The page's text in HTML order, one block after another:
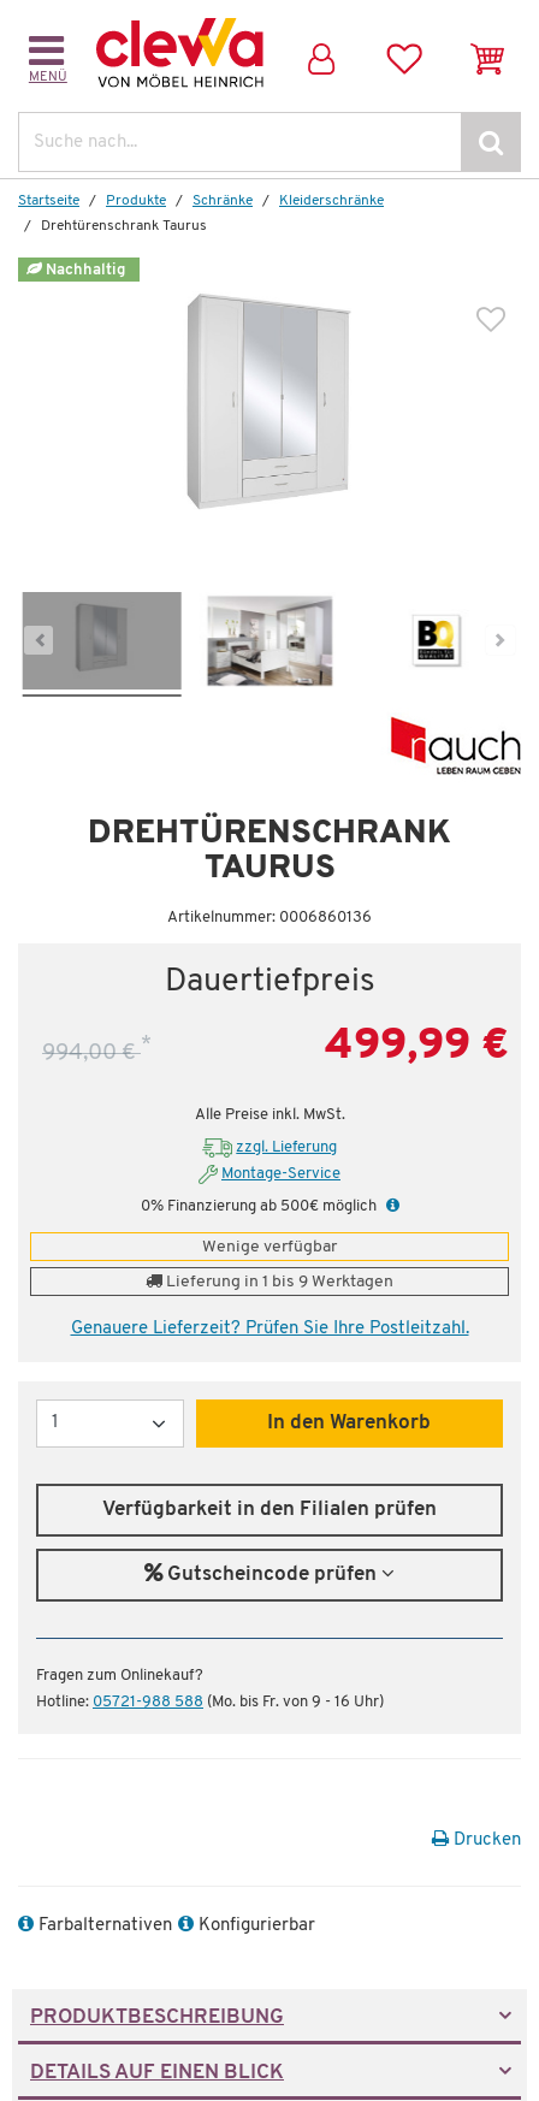
MENÜ
Startseite Produkte Schränke
Kleiderschränke
Drehtürenschrank Taurus
Nachhaltig
DREHTÜRENSCHRANK
TAURUS
Artikelnummer: 0006860136
Dauertiefpreis
994,00 €* 499,99 €
Alle Preise inkl. MwSt.
zzgl. Lieferung
Montage-Service
0% Finanzierung ab 500€ möglich
Wenige verfügbar
Lieferung in 1 bis 9 Werktagen
Genauere Lieferzeit? Prüfen Sie Ihre Postleitzahl.
Menge
In den Warenkorb
Dazu empfehlen wir folgendes Zubehör:
49,99 €
Verfügbarkeit in den Filialen prüfen
Gutscheincode prüfen
Fragen zum Onlinekauf?
Hotline: 05721-988 588 (Mo. bis Fr. von 9 - 16 Uhr)
Drucken
Farbalternativen Konfigurierbar
PRODUKTBESCHREIBUNG
DETAILS AUF EINEN BLICK